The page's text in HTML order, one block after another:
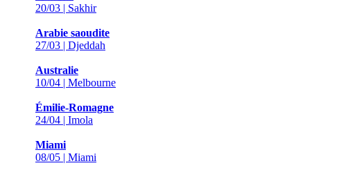
20/03 | Sakhir
Arabie saoudite
27/03 | Djeddah
Australie
10/04 | Melbourne
Émilie-Romagne
24/04 | Imola
Miami
08/05 | Miami